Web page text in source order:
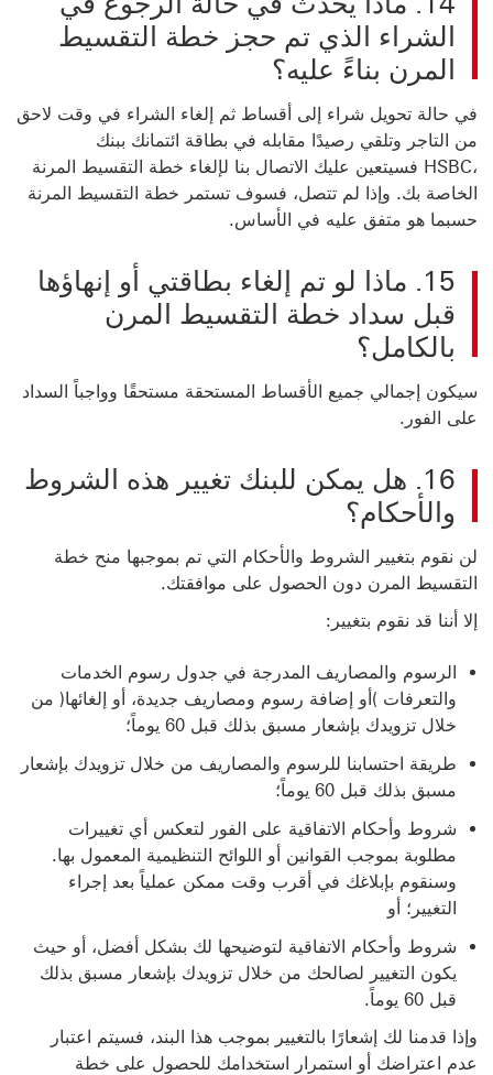
الشراء الذي تم حجز خطة التقسيط
المرن بناءً عليه؟
في حالة تحويل شراء إلى أقساط ثم إلغاء الشراء في وقت لاحق
من التاجر وتلقي رصيدًا مقابله في بطاقة ائتمانك ببنك
،HSBC فسيتعين عليك الاتصال بنا لإلغاء خطة التقسيط المرنة
الخاصة بك. وإذا لم تتصل، فسوف تستمر خطة التقسيط المرنة
حسبما هو متفق عليه في الأساس.
15. ماذا لو تم إلغاء بطاقتي أو إنهاؤها
قبل سداد خطة التقسيط المرن
بالكامل؟
سيكون إجمالي جميع الأقساط المستحقة مستحقًا وواجباً السداد
على الفور.
16. هل يمكن للبنك تغيير هذه الشروط
والأحكام؟
لن نقوم بتغيير الشروط والأحكام التي تم بموجبها منح خطة
التقسيط المرن دون الحصول على موافقتك.
إلا أننا قد نقوم بتغيير:
الرسوم والمصاريف المدرجة في جدول رسوم الخدمات
والتعرفات )أو إضافة رسوم ومصاريف جديدة، أو إلغائها( من
خلال تزويدك بإشعار مسبق بذلك قبل 60 يوماً؛
طريقة احتسابنا للرسوم والمصاريف من خلال تزويدك بإشعار
مسبق بذلك قبل 60 يوماً؛
شروط وأحكام الاتفاقية على الفور لتعكس أي تغييرات
مطلوبة بموجب القوانين أو اللوائح التنظيمية المعمول بها.
وسنقوم بإبلاغك في أقرب وقت ممكن عملياً بعد إجراء
التغيير؛ أو
شروط وأحكام الاتفاقية لتوضيحها لك بشكل أفضل، أو حيث
يكون التغيير لصالحك من خلال تزويدك بإشعار مسبق بذلك
قبل 60 يوماً.
وإذا قدمنا لك إشعارًا بالتغيير بموجب هذا البند، فسيتم اعتبار
عدم اعتراضك أو استمرار استخدامك للحصول على خطة